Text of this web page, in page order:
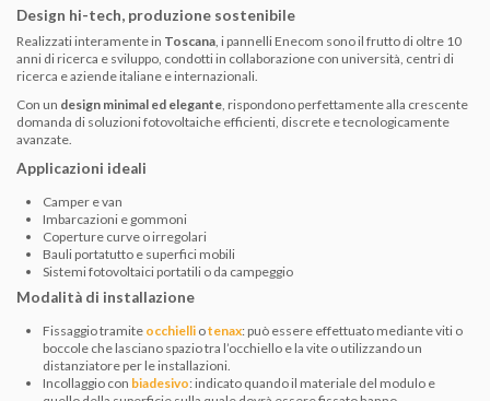
Design hi-tech, produzione sostenibile
Realizzati interamente in Toscana, i pannelli Enecom sono il frutto di oltre 10
anni di ricerca e sviluppo, condotti in collaborazione con università, centri di
ricerca e aziende italiane e internazionali.
Con un design minimal ed elegante, rispondono perfettamente alla crescente
domanda di soluzioni fotovoltaiche efficienti, discrete e tecnologicamente
avanzate.
Applicazioni ideali
Camper e van
Imbarcazioni e gommoni
Coperture curve o irregolari
Bauli portatutto e superfici mobili
Sistemi fotovoltaici portatili o da campeggio
Modalità di installazione
Fissaggio tramite occhielli otenax: può essere effettuato mediante viti o
boccole che lasciano spazio tra l’occhiello e la vite o utilizzando un
distanziatore per le installazioni.
Incollaggio con biadesivo: indicato quando il materiale del modulo e